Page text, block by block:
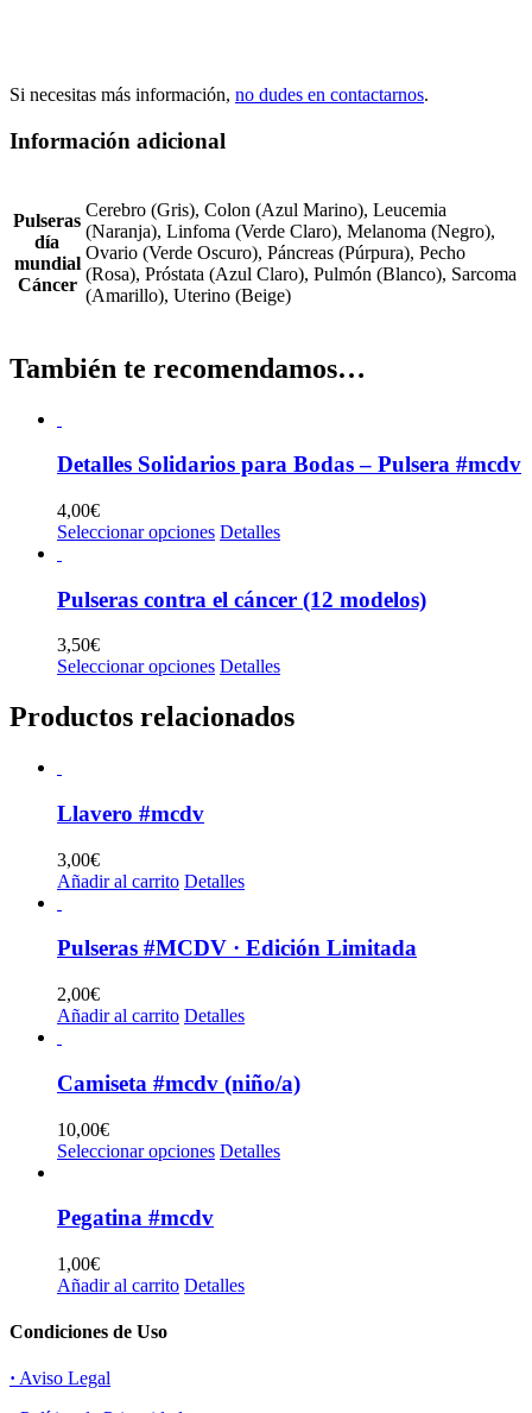
Si necesitas más información, no dudes en contactarnos.
Información adicional
Pulseras
día
mundial
Cáncer
Cerebro (Gris), Colon (Azul Marino), Leucemia
(Naranja), Linfoma (Verde Claro), Melanoma (Negro),
Ovario (Verde Oscuro), Páncreas (Púrpura), Pecho
(Rosa), Próstata (Azul Claro), Pulmón (Blanco), Sarcoma
(Amarillo), Uterino (Beige)
También te recomendamos…
Detalles Solidarios para Bodas – Pulsera #mcdv
4,00€
Seleccionar opciones Este
múltiples
variantes.
opciones
se
pueden
elegir
Detalles
Pulseras contra el cáncer (12 modelos)
3,50€
Seleccionar opciones Este
múltiples
en
de
producto
Detalles
Productos relacionados
Llavero #mcdv
3,00€
Añadir al carrito Detalles
Pulseras #MCDV · Edición Limitada
2,00€
Añadir al carrito Detalles
Camiseta #mcdv (niño/a)
10,00€
Seleccionar opciones Este
opciones
se
Detalles
Pegatina #mcdv
1,00€
Añadir al carrito Detalles
Condiciones de Uso
· Aviso Legal